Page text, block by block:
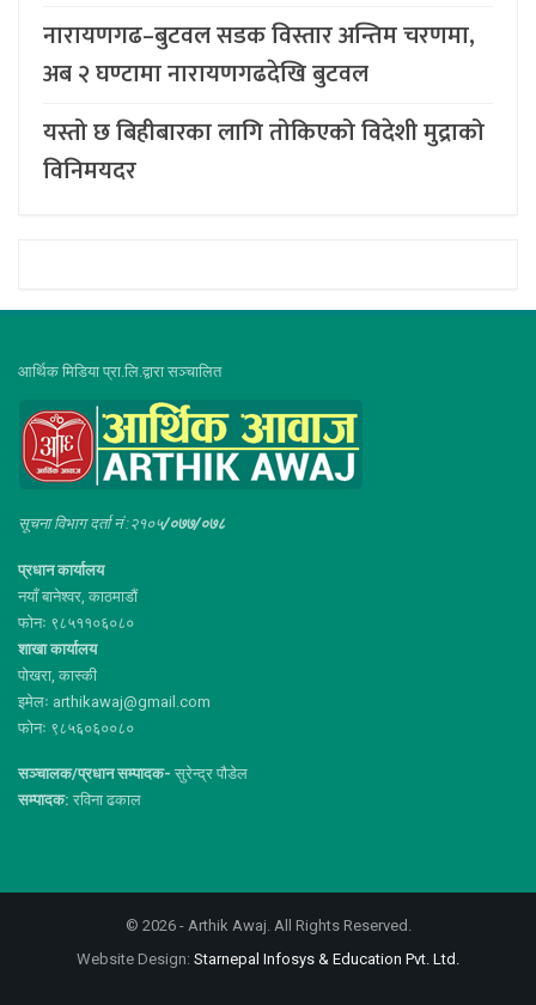
नारायणगढ–बुटवल सडक विस्तार अन्तिम चरणमा,
अब २ घण्टामा नारायणगढदेखि बुटवल
यस्तो छ बिहीबारका लागि तोकिएको विदेशी मुद्राको
विनिमयदर
आर्थिक मिडिया प्रा.लि.द्वारा सञ्चालित
सूचना विभाग दर्ता नं :२१०५/०७७/०७८
प्रधान कार्यालय
नयाँ बानेश्वर, काठमाडौं
फोनः ९८५११०६०८०
शाखा कार्यालय
पोखरा, कास्की
इमेलः arthikawaj@gmail.com
फोनः ९८५६०६००८०
सञ्चालक/प्रधान सम्पादक- सुरेन्द्र पौडेल
सम्पादक: रविना ढकाल
© 2026 - Arthik Awaj. All Rights Reserved.
Website Design: Starnepal Infosys & Education Pvt. Ltd.